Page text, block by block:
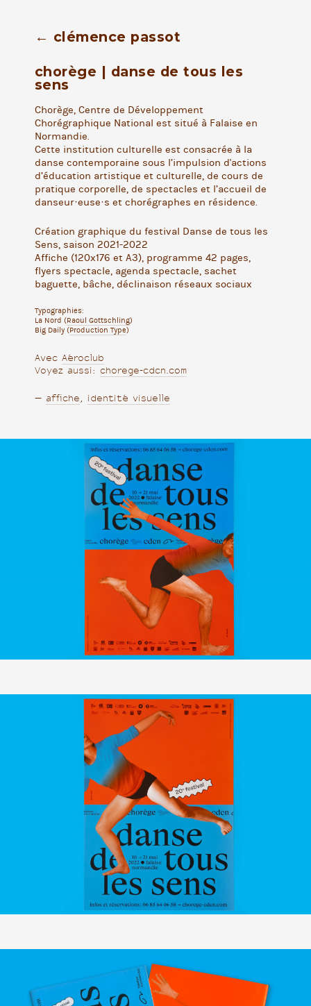
← clémence passot
chorège | danse de tous les
sens
Chorège, Centre de Développement
Chorégraphique National est situé à Falaise en
Normandie.
Cette institution culturelle est consacrée à la
danse contemporaine sous l’impulsion d'actions
d’éducation artistique et culturelle, de cours de
pratique corporelle, de spectacles et l’accueil de
danseur·euse·s et chorégraphes en résidence.
Création graphique du festival Danse de tous les
Sens, saison 2021-2022
Affiche (120x176 et A3), programme 42 pages,
flyers spectacle, agenda spectacle, sachet
baguette, bâche, déclinaison réseaux sociaux
Typographies:
La Nord (Raoul Gottschling)
Big Daily (Production Type)
Avec Aéroclub
Voyez aussi: chorege-cdcn.com
— affiche, identité visuelle